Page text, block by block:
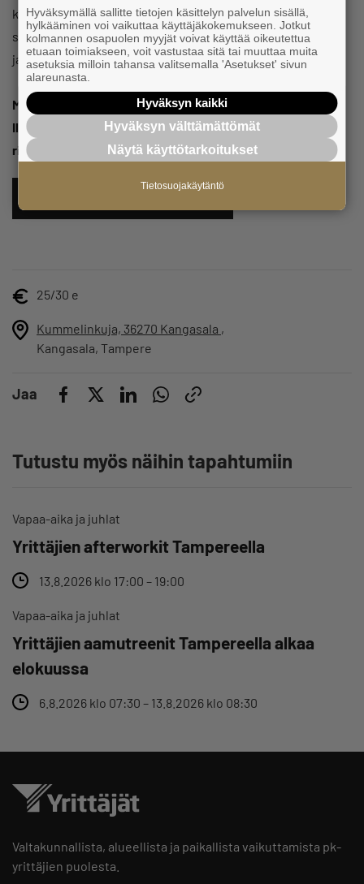
kiinnostuneita on tarpeeksi, järjestämme myös hintaan
sisältyvän yhteiskuljetuksen Etelä-Tampereelta teatterille
ja takaisin.
Maksu ilmoittautuessa, ilmoittautuminen on sitova.
Ilmoittautumisaikaa 24.7. asti tai niin kauan kuin lippuja
riittää.
25/30 e
Kummelinkuja, 36270 Kangasala ,
Kangasala Tampere
Jaa
Tutustu myös näihin tapahtumiin
Vapaa-aika ja juhlat
Yrittäjien afterworkit Tampereella
13.8.2026 klo 17:00 – 19:00
Vapaa-aika ja juhlat
Yrittäjien aamutreenit Tampereella alkaa
elokuussa
6.8.2026 klo 07:30 – 13.8.2026 klo 08:30
Valtakunnallista, alueellista ja paikallista vaikuttamista pk-
yrittäjien puolesta.
Hyväksymällä sallitte tietojen käsittelyn palvelun sisällä,
hylkääminen voi vaikuttaa käyttäjäkokemukseen. Jotkut
kolmannen osapuolen myyjät voivat käyttää oikeutettua
etuaan toimiakseen, voit vastustaa sitä tai muuttaa muita
asetuksia milloin tahansa valitsemalla 'Asetukset' sivun
alareunasta.
Hyväksyn kaikki
Hyväksyn välttämättömät
Näytä käyttötarkoitukset
Tietosuojakäytäntö